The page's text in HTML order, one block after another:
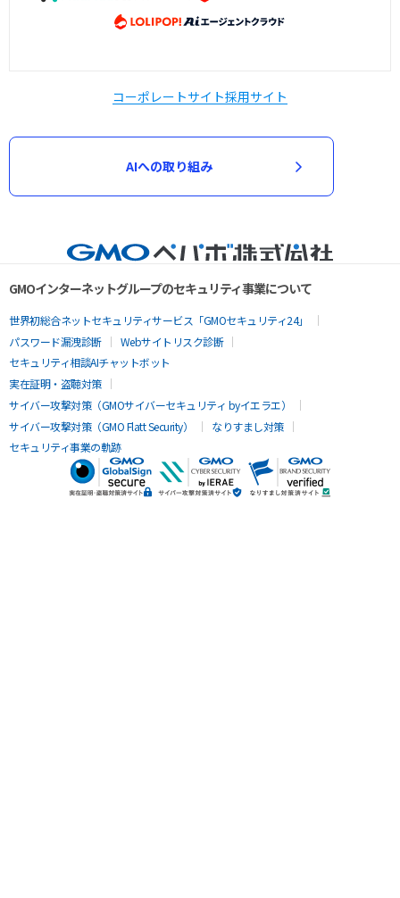
コーポレートサイト採用サイト
AIへの取り組み
GMOインターネットグループのセキュリティ事業について
世界初総合ネットセキュリティサービス「GMOセキュリティ24」
パスワード漏洩診断
Webサイトリスク診断
セキュリティ相談AIチャットボット
実在証明・盗聴対策
サイバー攻撃対策（GMOサイバーセキュリティ byイエラエ）
サイバー攻撃対策（GMO Flatt Security）
なりすまし対策
セキュリティ事業の軌跡